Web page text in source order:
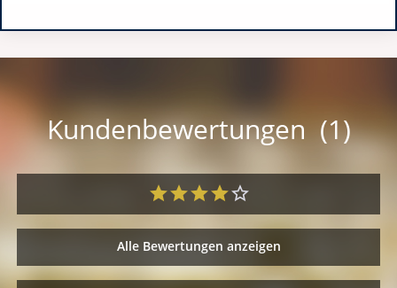
Kundenbewertungen (1)
Alle Bewertungen anzeigen